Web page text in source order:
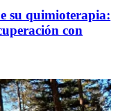
su quimioterapia:
con